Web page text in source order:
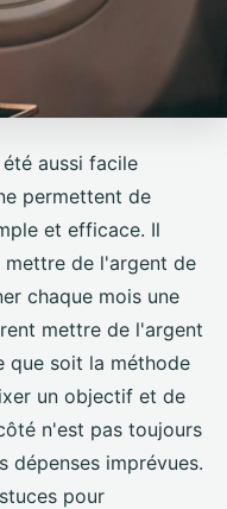
aussi facile
permettent de
et efficace. Il
mettre de l'argent de
chaque mois une
mettre de l'argent
que soit la méthode
un objectif et de
n'est pas toujours
dépenses imprévues.
pour